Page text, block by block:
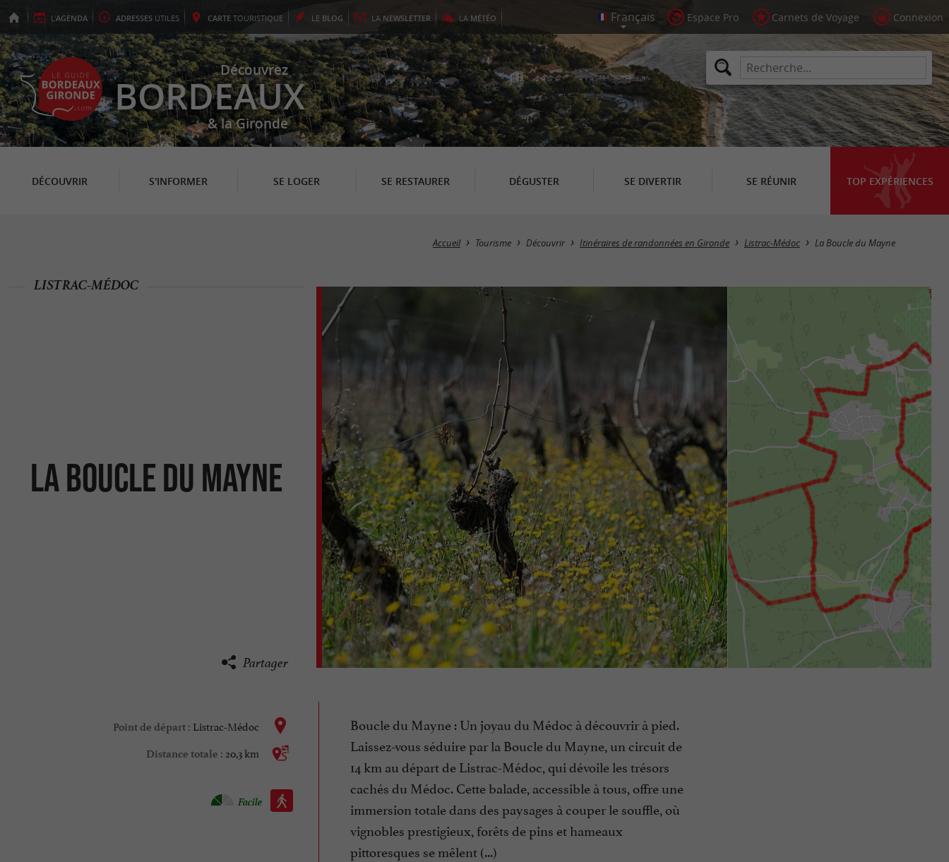
L'AGENDA ADRESSES UTILES CARTE TOURISTIQUE LE BLOG LA NEWSLETTER LA MÉTÉO Espace Pro Carnets de Voyage Connexion
Découvrez
BORDEAUX
& la Gironde
DÉCOUVRIR S'INFORMER SE LOGER SE RESTAURER DÉGUSTER SE DIVERTIR SE RÉUNIR TOP EXPÉRIENCES
Accueil Tourisme Découvrir Itinéraires de randonnées en Gironde Listrac-Médoc La Boucle du Mayne
La Boucle du Mayne
LISTRAC-MÉDOC
Partager
Point de départ : Listrac-Médoc
Distance totale : 20,3 km
Marche à pied :
Facile
Boucle du Mayne : Un joyau du Médoc à découvrir à pied.
Laissez-vous séduire par la Boucle du Mayne, un circuit de
14 km au départ de Listrac-Médoc, qui dévoile les trésors
cachés du Médoc. Cette balade, accessible à tous, offre une
immersion totale dans des paysages à couper le souffle, où
vignobles prestigieux, forêts de pins et hameaux
pittoresques se mêlent (...)